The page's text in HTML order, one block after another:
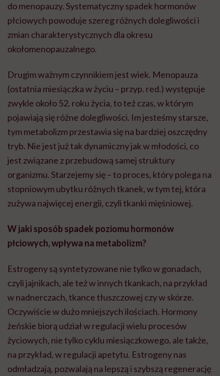
do menopauzy. Systematyczny spadek hormonów
płciowych powoduje szereg różnych dolegliwości i
zmian charakterystycznych dla okresu
okołomenopauzalnego.
Drugim ważnym czynnikiem jest wiek. Menopauza
(ostatnia miesiączka w życiu – przyp. red.) występuje
zwykle około 52. roku życia, to też czas, w którym
pojawiają się różne dolegliwości. Im jesteśmy starsze,
tym metabolizm przestawia się na bardziej oszczędny
tryb. Nie jest już tak dynamiczny jak w młodości, co
jest związane z przebudową samej struktury
organizmu. Starzejemy się – to proces, który polega na
stopniowym ubytku różnych tkanek, w tym tej, która
zużywa najwięcej energii, czyli tkanki mięśniowej.
W jaki sposób spadek poziomu hormonów
płciowych, wpływa na metabolizm?
Estrogeny są syntetyzowane nie tylko w gonadach,
czyli jajnikach, ale też w innych tkankach, na przykład
w nadnerczach, tkance tłuszczowej czy w skórze.
Oczywiście w dużo mniejszych ilościach. Hormony
żeńskie biorą udział w regulacji wielu procesów
życiowych, nie tylko cyklu miesiączkowego, ale także,
na przykład, w regulacji apetytu. Estrogeny nas
odmładzają, pozwalają na lepszą i szybszą regenerację